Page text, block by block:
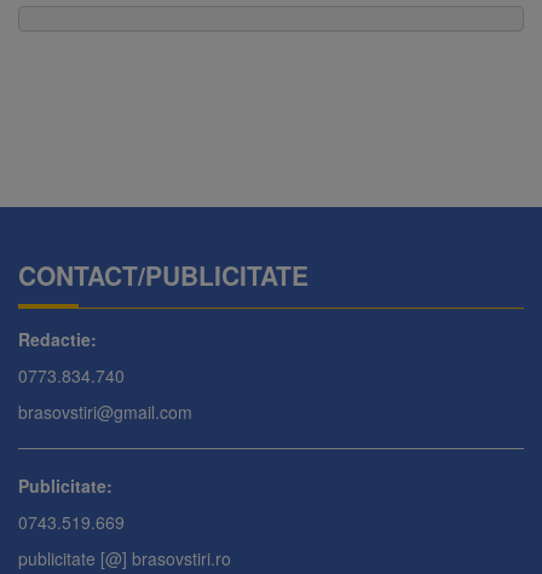
CONTACT/PUBLICITATE
Redactie:
0773.834.740
brasovstiri@gmail.com
Publicitate:
0743.519.669
publicitate [@] brasovstiri.ro